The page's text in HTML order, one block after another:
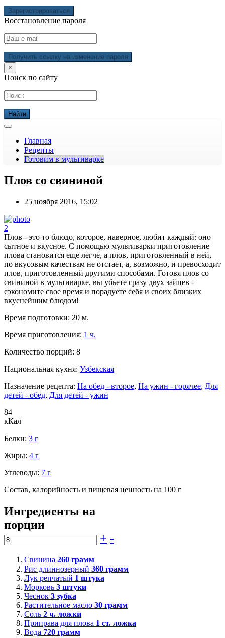
Зарегистрироваться
Восстановление пароля
Получить ссылку на изменение пароля
×
Поиск по сайту
Главная
Рецепты
Готовим в мультиварке
Плов со свининой
25 ноября 2016, 15:02
2
Плов - это то блюдо, которое, наверное, любит каждый: оно
сытное и вкусное. С помощью мультиварки приготовление
плова становится еще легче, а плов, приготовленный в ней,
по вкусовым качествам не отстает, а, возможно, и превосходит
плов, приготовленный другими способами. Готовя плов со
свининой в мультиварке, вы убьете сразу двух зайцев -
сэкономите свое время и порадуете себя и своих близких
вкуснейшим блюдом!
Время подготовки: 20 м.
Время приготовления: 1 ч.
Количество порций: 8
Национальная кухня: Узбекская
Назначение рецепта: На обед - второе, На ужин - горячее, Для
детей - обед, Для детей - ужин
84
кКал
Белки: 3 г
Жиры: 4 г
Углеводы: 7 г
Состав, калорийность и пищевая ценность на 100 г
Ингредиенты на
порции
+ -
Свинина 260 грамм
Рис длиннозерный 360 грамм
Лук репчатый 1 штука
Морковь 3 штуки
Чеснок 3 зубка
Растительное масло 30 грамм
Соль 2 ч. ложки
Приправа для плова 1 ст. ложка
Вода 720 грамм